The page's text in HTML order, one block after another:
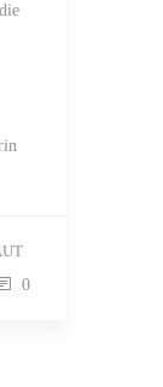
0